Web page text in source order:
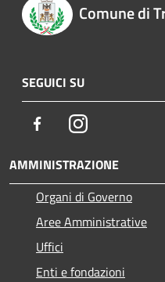
Comune di
SEGUICI SU
FacebookInstagram
AMMINISTRAZIONE
Organi di Governo
Aree Amministrative
Uffici
Enti e fondazioni